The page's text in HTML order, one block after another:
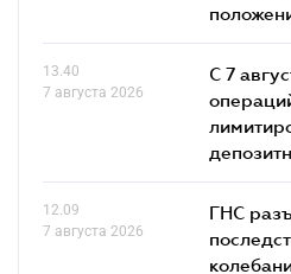
13.40
7 августа 2026
С 7
12.09
7 августа 2026
ГНС